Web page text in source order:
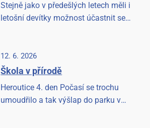
Stejně jako v předešlých letech měli i
letošní devítky možnost účastnit se
zkušeností.
12. 6. 2026
Škola v přírodě
Heroutice 4. den Počasí se trochu
umoudřilo a tak výšlap do parku v